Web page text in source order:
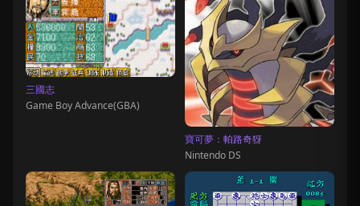
三國志
Game Boy Advance(GBA)
寶可夢：帕路奇犽
Nintendo DS